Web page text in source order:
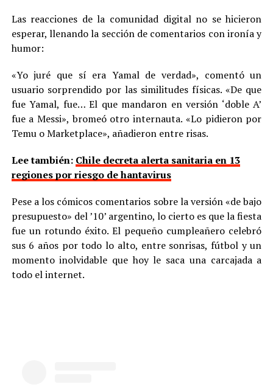
Las reacciones de la comunidad digital no se hicieron
esperar, llenando la sección de comentarios con ironía y
humor:
«Yo juré que sí era Yamal de verdad», comentó un
usuario sorprendido por las similitudes físicas. «De que
fue Yamal, fue… El que mandaron en versión ‘doble A’
fue a Messi», bromeó otro internauta. «Lo pidieron por
Temu o Marketplace», añadieron entre risas.
Lee también: Chile decreta alerta sanitaria en 13
regiones por riesgo de hantavirus
Pese a los cómicos comentarios sobre la versión «de bajo
presupuesto» del ’10’ argentino, lo cierto es que la fiesta
fue un rotundo éxito. El pequeño cumpleañero celebró
sus 6 años por todo lo alto, entre sonrisas, fútbol y un
momento inolvidable que hoy le saca una carcajada a
todo el internet.